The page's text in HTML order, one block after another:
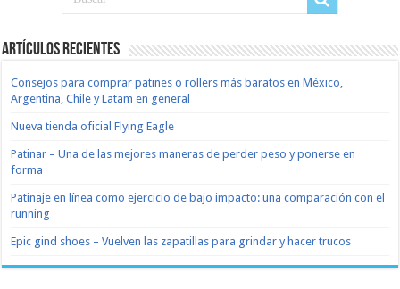
Artículos recientes
Consejos para comprar patines o rollers más baratos en México,
Argentina, Chile y Latam en general
Nueva tienda oficial Flying Eagle
Patinar – Una de las mejores maneras de perder peso y ponerse en
forma
Patinaje en línea como ejercicio de bajo impacto: una comparación con el
running
Epic gind shoes – Vuelven las zapatillas para grindar y hacer trucos